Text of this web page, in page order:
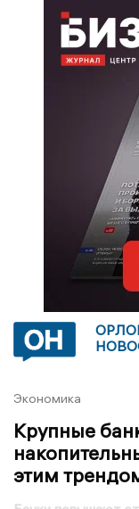
Экономика
Крупные
этим